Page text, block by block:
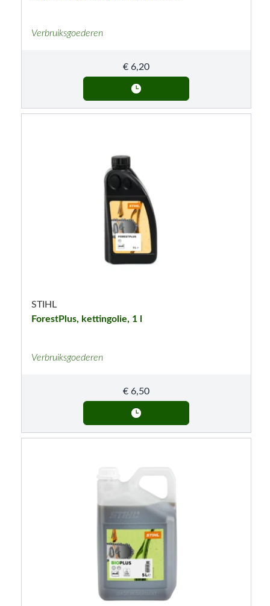
Verbruiksgoederen
€ 6,20
STIHL
ForestPlus, kettingolie, 1 l
Verbruiksgoederen
€ 6,50